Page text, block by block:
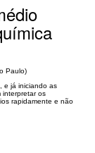
Paulo)
e já iniciando as
interpretar os
rapidamente e não